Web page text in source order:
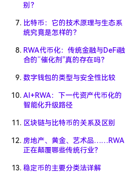
别？
比特币：它的技术原理与生态系
统究竟是怎样的？
RWA代币化：传统金融与DeFi融
合的“催化剂”真的存在吗？
数字钱包的类型与安全性比较
AI+RWA：下一代资产代币化的
智能化升级路径
区块链与比特币的关系及区别
房地产、黄金、艺术品……RWA
正在颠覆哪些传统行业？
稳定币的主要分类法详解